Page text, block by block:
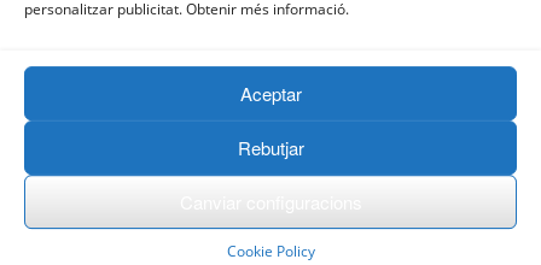
personalitzar publicitat. Obtenir més informació.
Aceptar
Rebutjar
Cookie Policy
Itinerari /
negocis